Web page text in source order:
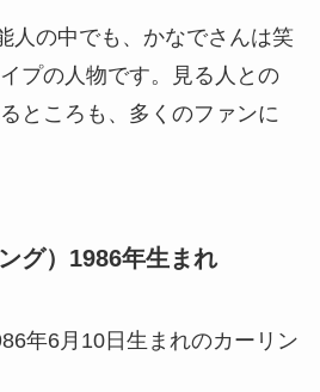
人の中でも、かなでさんは笑
プの人物です。見る人との
ところも、多くのファンに
グ）1986年生まれ
年6月10日生まれのカーリン